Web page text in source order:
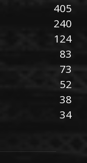
405
240
124
83
73
52
38
34